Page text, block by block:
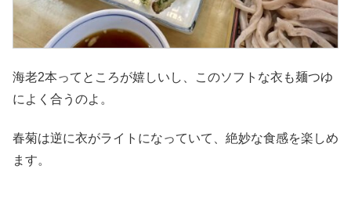
海老2本ってところが嬉しいし、このソフトな衣も麺つゆ
によく合うのよ。
春菊は逆に衣がライトになっていて、絶妙な食感を楽しめ
ます。